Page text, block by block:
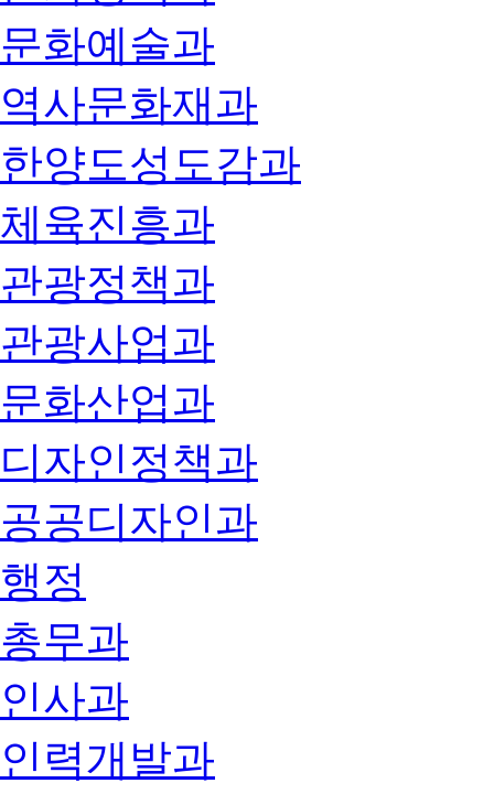
문화예술과
역사문화재과
한양도성도감과
체육진흥과
관광정책과
관광사업과
문화산업과
디자인정책과
공공디자인과
행정
총무과
인사과
인력개발과